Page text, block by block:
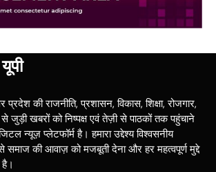
की राजनीति, प्रशासन, विकास, शिक्षा, रोजगार,
खबरों को निष्पक्ष एवं तेज़ी से पाठकों तक पहुंचाने
न्यूज़ प्लेटफॉर्म है। हमारा उद्देश्य विश्वसनीय
समाज की आवाज़ को मजबूती देना और हर महत्वपूर्ण मुद्दे